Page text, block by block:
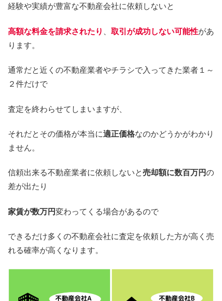
経験や実績が豊富な不動産会社に依頼しないと
高額な料金を請求されたり 取引が成功しない可能性があ
ります。
通常だと近くの不動産業者やチラシで入ってきた業者１～
２件だけで
査定を終わらせてしまいますが、
それだとその価格が本当に適正価格なのかどうかがわかり
ません。
信頼出来る不動産業者に依頼しないと売却額に数百万円の
差が出たり
家賃が数万円変わってくる場合があるので
できるだけ多くの不動産会社に査定を依頼した方が高く売
れる確率が高くなります。